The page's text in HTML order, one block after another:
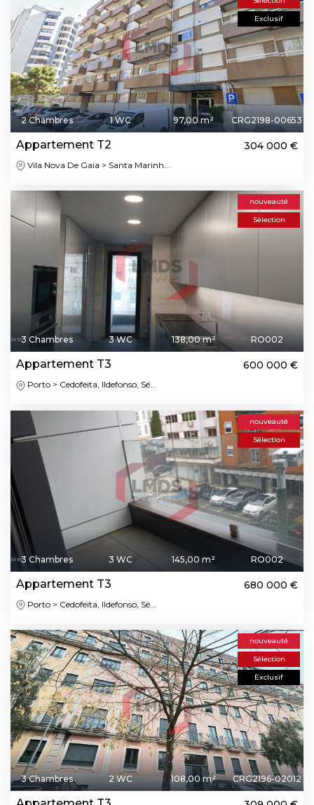
Exclusif
2 Chambres 1 WC 97,00 m² CRG2198-00653
Appartement T2 304 000 €
Vila Nova De Gaia > Santa Marinh...
nouveauté
Sélection
3 Chambres 3 WC 138,00 m² RO002
Appartement T3 600 000 €
Porto > Cedofeita, Ildefonso, Sé...
nouveauté
Sélection
3 Chambres 3 WC 145,00 m² RO002
Appartement T3 680 000 €
Porto > Cedofeita, Ildefonso, Sé...
nouveauté
Sélection
Exclusif
3 Chambres 2 WC 108,00 m² CRG2196-02012